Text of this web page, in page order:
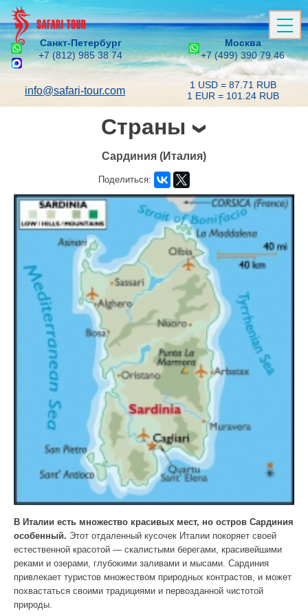
Санкт-Петербург
+7 (812) 985 38 74
Москва
+7 (499) 390 79 46
info@safari-tour.com
1 USD = 87.71 RUB
1 EUR = 101.24 RUB
Страны
Сардиния (Италия)
Поделиться:
В Италии есть множество красивых мест, но остров Сардиния
особенный. Этот отдаленный кусочек Италии покоряет своей
естественной красотой — скалистыми берегами, красивейшими
реками и озерами, глубокими заливами и мысами. Сардиния
привлекает туристов множеством природных контрастов, и может
похвастаться своими традициями и первозданной чистотой
природы.